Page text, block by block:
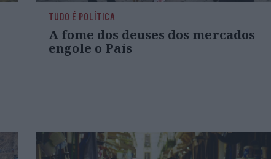
TUDO É POLÍTICA
A fome dos deuses dos mercados
engole o País